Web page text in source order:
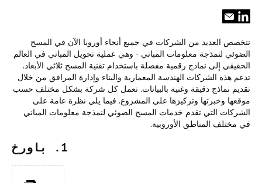
تتخصص العديد من الشركات في جميع أنحاء أوروبا الآن في المسح
الضوئي لنمذجة معلومات المباني - وهي عملية تحويل المباني في العالم
الحقيقي إلى نماذج رقمية مفصلة باستخدام تقنية المسح ثلاثي الأبعاد.
تدعم هذه الشركات الهندسة المعمارية والبناء وإدارة المرافق من خلال
تقديم نماذج دقيقة وغنية بالبيانات. تعمل كل شركة بشكل مختلف حسب
موقعها وخبرتها وتركيزها على المشروع. فيما يلي نظرة عامة على
الشركات التي تقدم خدمات المسح الضوئي لنمذجة معلومات المباني
في مختلف المناطق الأوروبية.
1. باورخ